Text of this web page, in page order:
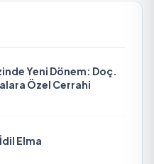
Yeni Dönem: Doç.
Özel Cerrahi
Elma